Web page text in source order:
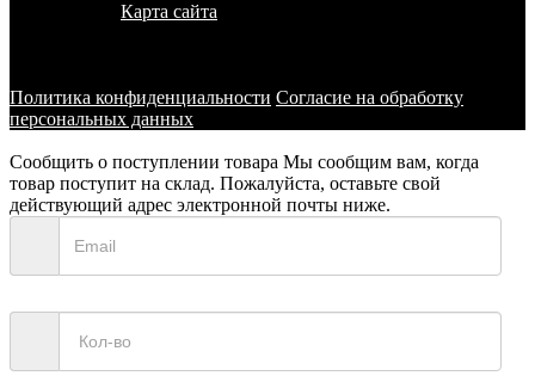
Карта сайта
Политика конфиденциальности Согласие на обработку
персональных данных
Сообщить о поступлении товара Мы сообщим вам, когда
товар поступит на склад. Пожалуйста, оставьте свой
действующий адрес электронной почты ниже.